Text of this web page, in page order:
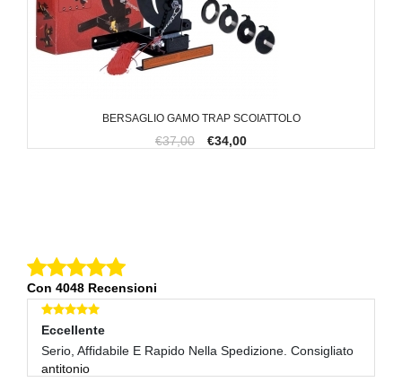
BERSAGLIO GAMO TRAP SCOIATTOLO
€37,00 €34,00
Con 4048 Recensioni
Eccellente
Serio, Affidabile E Rapido Nella Spedizione. Consigliato
antitonio